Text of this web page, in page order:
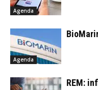
Agenda
Agenda
REM: